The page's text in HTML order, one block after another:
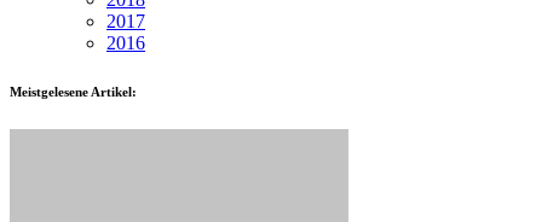
2017
2016
Meistgelesene Artikel: